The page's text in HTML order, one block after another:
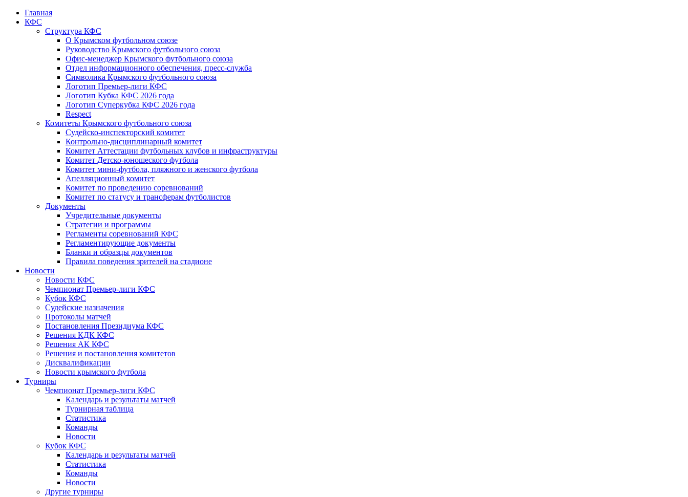
Главная
КФС
Структура КФС
О Крымском футбольном союзе
Руководство Крымского футбольного союза
Офис-менеджер Крымского футбольного союза
Отдел информационного обеспечения, пресс-служба
Символика Крымского футбольного союза
Логотип Премьер-лиги КФС
Логотип Кубка КФС 2026 года
Логотип Суперкубка КФС 2026 года
Respect
Комитеты Крымского футбольного союза
Судейско-инспекторский комитет
Контрольно-дисциплинарный комитет
Комитет Аттестации футбольных клубов и инфраструктуры
Комитет Детско-юношеского футбола
Комитет мини-футбола, пляжного и женского футбола
Апелляционный комитет
Комитет по проведению соревнований
Комитет по статусу и трансферам футболистов
Документы
Учредительные документы
Стратегии и программы
Регламенты соревнований КФС
Регламентирующие документы
Бланки и образцы документов
Правила поведения зрителей на стадионе
Новости
Новости КФС
Чемпионат Премьер-лиги КФС
Кубок КФС
Судейские назначения
Протоколы матчей
Постановления Президиума КФС
Решения КДК КФС
Решения АК КФС
Решения и постановления комитетов
Дисквалификации
Новости крымского футбола
Турниры
Чемпионат Премьер-лиги КФС
Календарь и результаты матчей
Турнирная таблица
Статистика
Команды
Новости
Кубок КФС
Календарь и результаты матчей
Статистика
Команды
Новости
Другие турниры